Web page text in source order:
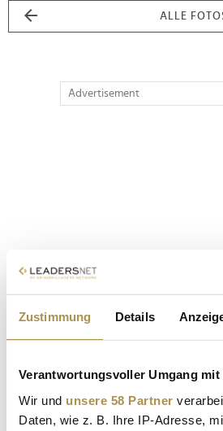
Zustimmung Details
Verantwortungsvoller Umgang mit
Wir und unsere 58 Partner
Daten, wie z. B. Ihre IP-Adresse,
ALLE
Advertisement